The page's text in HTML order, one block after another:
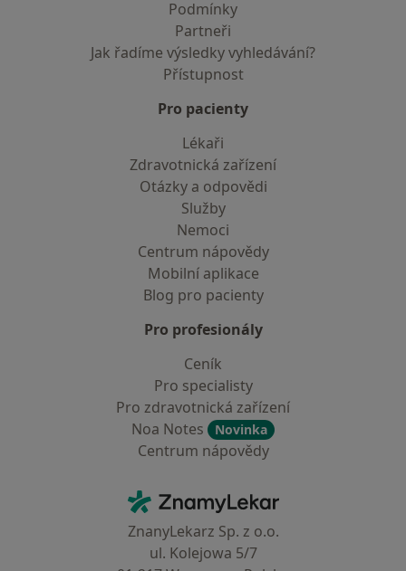
Podmínky
Partneři
Jak řadíme výsledky vyhledávání?
Přístupnost
Pro pacienty
Lékaři
Zdravotnická zařízení
Otázky a odpovědi
Služby
Nemoci
Centrum nápovědy
Mobilní aplikace
Blog pro pacienty
Pro profesionály
Ceník
Pro specialisty
Pro zdravotnická zařízení
Noa Notes
Novinka
Centrum nápovědy
ZnamyLekar - Hlavní stránka
ZnanyLekarz Sp. z o.o.
ul. Kolejowa 5/7